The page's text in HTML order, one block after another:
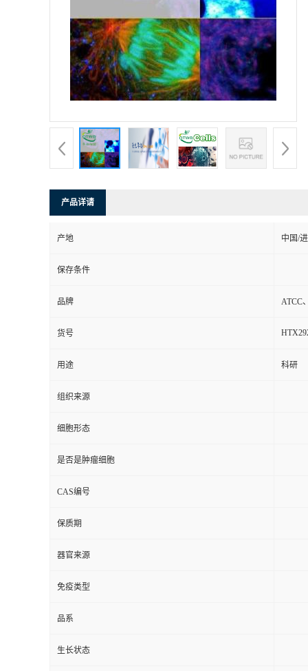
产品详请
产地 中国/
保存条件
品牌 ATCC
货号
用途 科研
组织来源
细胞形态
是否是肿瘤细胞
CAS编号
保质期
器官来源
免疫类型
品系
生长状态